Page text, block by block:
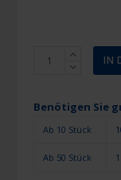
cm
Trommel
Menge
IN
Benötigen Sie
Ab 10 Stück
Ab 50 Stück